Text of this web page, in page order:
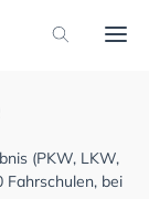
(PKW, LKW,
Fahrschulen, bei